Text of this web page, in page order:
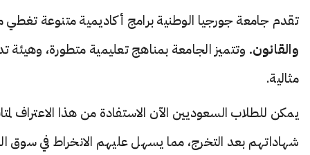
تقدم جامعة جورجيا الوطنية برامج أكاديمية متنوعة تغطي
والقانون. وتتميز الجامعة بمناهج تعليمية متطورة، وهيئة
مثالية.
شهاداتهم بعد التخرج، مما يسهل عليهم الانخراط في سوق